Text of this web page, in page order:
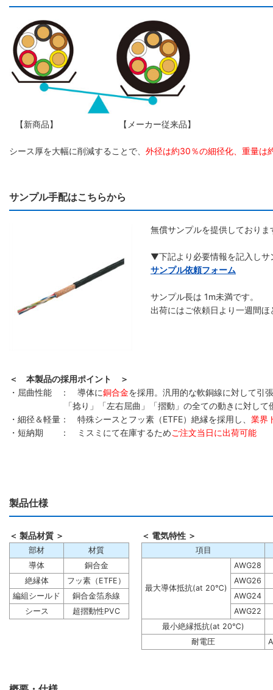
【新商品】 【メーカー従来品】
シース厚を大幅に削減することで、 外径は約30％の細径化、重量は
サンプル手配はこちらから
無償サンプルを提供しており
▼下記より必要情報を記入しサ
サンプル依頼フォーム
サンプル長は 1m未満です。
出荷にはご依頼日より一週間
＜ 本製品の採用ポイント ＞
・屈曲性能 ： 導体に銅合金を採用。汎用的な軟銅線に対して引
「捻り」「左右屈曲」「摺動」の全ての動きに対し
・細径＆軽量： 特殊シースとフッ素（ETFE）絶縁を採用し、 業界
・短納期 ： ミスミにて在庫するためご注文当日に出荷可能
製品仕様
＜ 製品材質 ＞
部材
材質
導体
銅合金
絶縁体
フッ素（ETFE）
編組シールド
銅合金箔糸線
シース
超摺動性PVC
＜ 電気特性 ＞
項目
最大導体抵抗(at 20℃)
AWG28
AWG26
AWG24
AWG22
最小絶縁抵抗(at 20℃)
耐電圧